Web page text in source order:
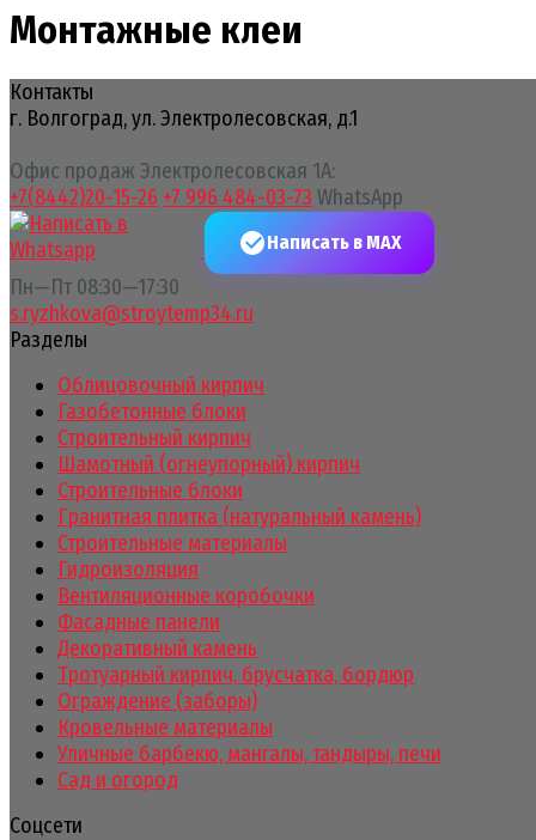
Монтажные клеи
Контакты
г. Волгоград, ул. Электролесовская, д.1
Офис продаж Электролесовская 1А:
+7(8442)20-15-26 +7 996 484-03-73 WhatsApp
Написать в MAX
Пн—Пт 08:30—17:30
s.ryzhkova@stroytemp34.ru
Разделы
Облицовочный кирпич
Газобетонные блоки
Строительный кирпич
Шамотный (огнеупорный) кирпич
Строительные блоки
Гранитная плитка (натуральный камень)
Строительные материалы
Гидроизоляция
Вентиляционные коробочки
Фасадные панели
Декоративный камень
Тротуарный кирпич, брусчатка, бордюр
Ограждение (заборы)
Кровельные материалы
Уличные барбекю, мангалы, тандыры, печи
Сад и огород
Соцсети